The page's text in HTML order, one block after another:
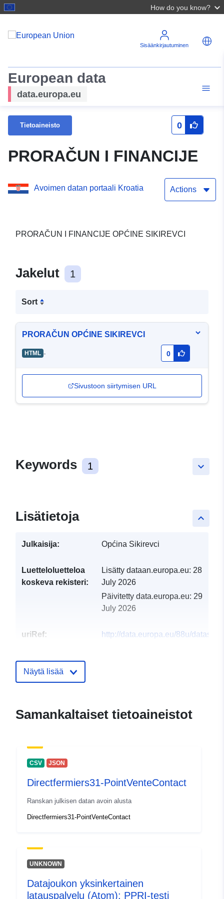
How do you know?
Sisäänkirjautuminen
European data
data.europa.eu
Tietoaineisto 0
PRORAČUN I FINANCIJE
Avoimen datan portaali Kroatia Actions
PRORAČUN I FINANCIJE OPĆINE SIKIREVCI
Jakelut 1
Sort
PRORAČUN OPĆINE SIKIREVCI
HTML - 0
Sivustoon siirtymisen URL
keyboard_arrow_down
Keywords 1
keyboard_arrow_up
Lisätietoja
Julkaisija: Općina Sikirevci
Luetteloluetteloa
koskeva rekisteri:
Lisätty dataan.europa.eu: 28
July 2026
Päivitetty data.europa.eu: 29
July 2026
uriRef:
http://data.europa.eu/88u/dataset/
Näytä lisää
Samankaltaiset tietoaineistot
CSV JSON
Directfermiers31-PointVenteContact
Ranskan julkisen datan avoin alusta
Directfermiers31-PointVenteContact
UNKNOWN
Datajoukon yksinkertainen
latauspalvelu (Atom): PPRI-testi